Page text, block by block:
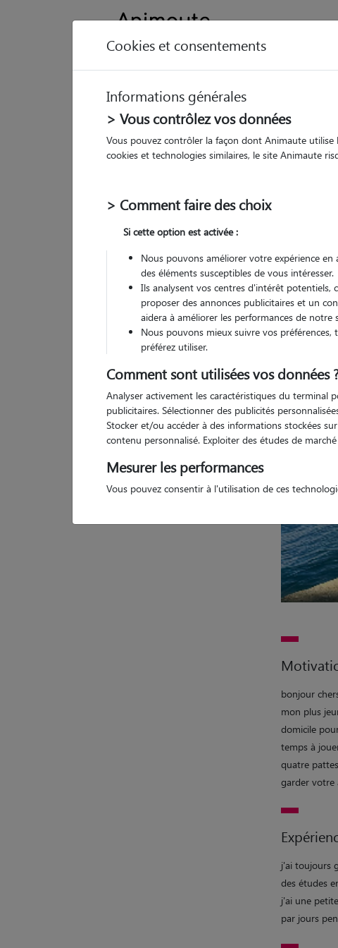
1 avis)
5/5
bonjour
mon plus
domicile
temps à
quatre
garder votre
j'ai toujours
des études
j'ai une
par jours
Cookies et consentements
Informations générales
> Vous contrôlez vos données
Vous pouvez contrôler la façon dont Animaute utilise
cookies et technologies similaires, le site Animaute
> Comment faire des choix
Si cette option est activée :
Nous pouvons améliorer votre expérience
des éléments susceptibles de vous intéresser.
Ils analysent vos centres d'intérêt potentiels,
proposer des annonces publicitaires et un
aidera à améliorer les performances de notre
Nous pouvons mieux suivre vos préférences,
préférez utiliser.
Comment sont utilisées vos données
Analyser activement les caractéristiques du terminal
publicitaires. Sélectionner des publicités
Stocker et/ou accéder à des informations stockées
contenu personnalisé. Exploiter des études de
Mesurer les performances
Vous pouvez consentir à l'utilisation de ces